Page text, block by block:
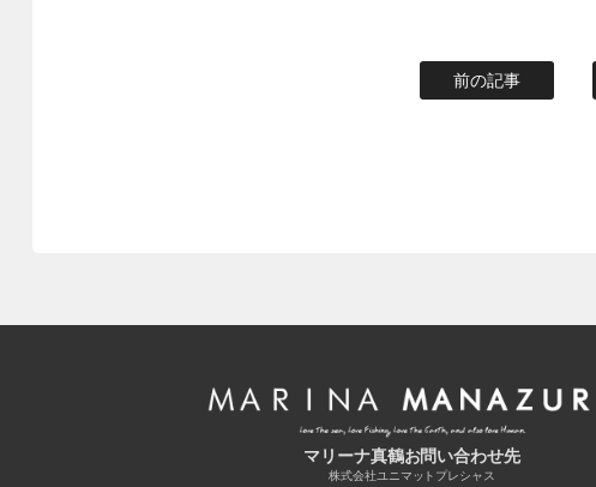
前の記事
マリーナ真鶴お問い合わせ先
株式会社ユニマットプレシャス